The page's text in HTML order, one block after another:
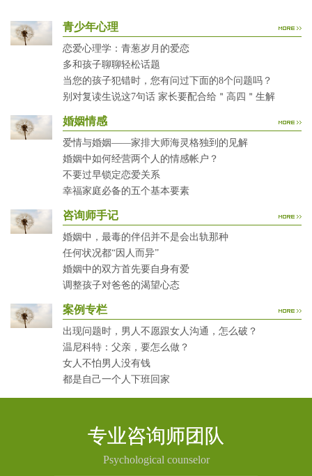
青少年心理
恋爱心理学：青葱岁月的爱恋
多和孩子聊聊轻松话题
当您的孩子犯错时，您有问过下面的8个问题吗？
别对复读生说这7句话 家长要配合给＂高四＂生解
婚姻情感
爱情与婚姻——家排大师海灵格独到的见解
婚姻中如何经营两个人的情感帐户？
不要过早锁定恋爱关系
幸福家庭必备的五个基本要素
咨询师手记
婚姻中，最毒的伴侣并不是会出轨那种
任何状况都“因人而异”
婚姻中的双方首先要自身有爱
调整孩子对爸爸的渴望心态
案例专栏
出现问题时，男人不愿跟女人沟通，怎么破？
温尼科特：父亲，要怎么做？
女人不怕男人没有钱
都是自己一个人下班回家
专业咨询师团队
Psychological counselor